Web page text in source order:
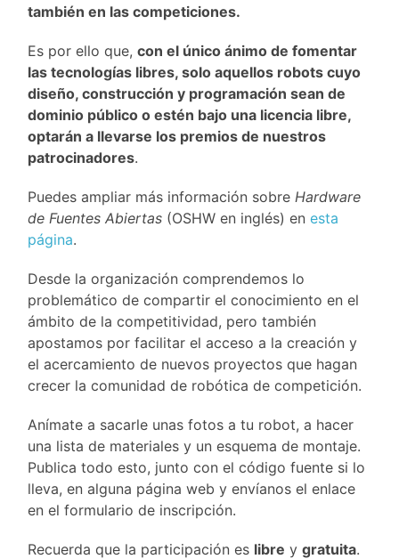
también en las competiciones.
Es por ello que,con el único ánimo de fomentar
las tecnologías libres, solo aquellos robots cuyo
diseño, construcción y programación sean de
dominio público o estén bajo una licencia libre,
optarán a llevarse los premios de nuestros
patrocinadores.
Puedes ampliar más información sobre Hardware
de Fuentes Abiertas (OSHW en inglés) enesta
página.
Desde la organización comprendemos lo
problemático de compartir el conocimiento en el
ámbito de la competitividad, pero también
apostamos por facilitar el acceso a la creación y
el acercamiento de nuevos proyectos que hagan
crecer la comunidad de robótica de competición.
Anímate a sacarle unas fotos a tu robot, a hacer
una lista de materiales y un esquema de montaje.
Publica todo esto, junto con el código fuente si lo
lleva, en alguna página web y envíanos el enlace
en el formulario de inscripción.
Recuerda que la participación es libre ygratuita.